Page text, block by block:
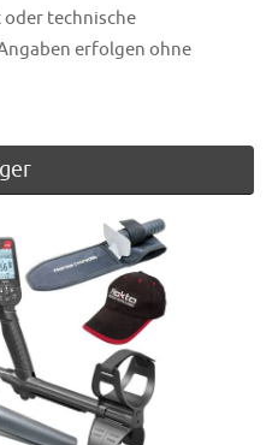
technische
erfolgen ohne